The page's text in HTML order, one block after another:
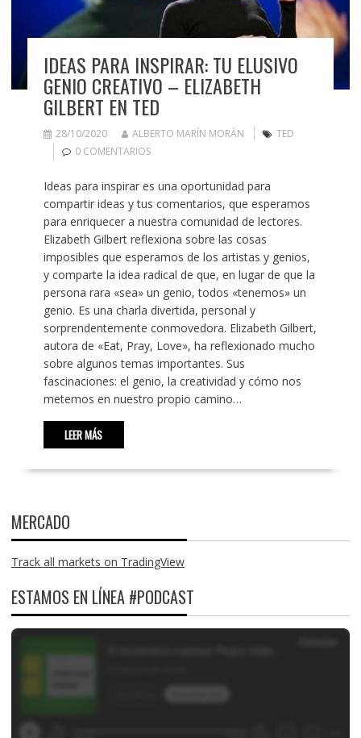
IDEAS PARA INSPIRAR: TU ELUSIVO
GENIO CREATIVO – ELIZABETH
GILBERT EN TED
28/10/2020 ALBERTO MARÍN MORÁN
TED
0 COMENTARIOS
Ideas para inspirar es una oportunidad para
compartir ideas y tus comentarios, que esperamos
para enriquecer a nuestra comunidad de lectores.
Elizabeth Gilbert reflexiona sobre las cosas
imposibles que esperamos de los artistas y genios,
y comparte la idea radical de que, en lugar de que la
persona rara «sea» un genio, todos «tenemos» un
genio. Es una charla divertida, personal y
sorprendentemente conmovedora. Elizabeth Gilbert,
autora de «Eat, Pray, Love», ha reflexionado mucho
sobre algunos temas importantes. Sus
fascinaciones: el genio, la creatividad y cómo nos
metemos en nuestro propio camino…
LEER MÁS
MERCADO
Track all markets on TradingView
ESTAMOS EN LÍNEA #PODCAST